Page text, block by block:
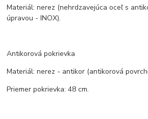
Materiál: nerez (nehrdzavejúca oceľ s
úpravou - INOX).
Antikorová pokrievka
Materiál: nerez - antikor (antikorová
Priemer pokrievka: 48 cm.